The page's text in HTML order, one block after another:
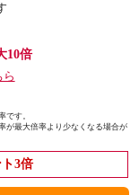
10倍
です。
が最大倍率より少なくなる場合が
3倍